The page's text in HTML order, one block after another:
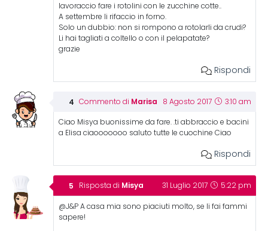
lavoraccio fare i rotolini con le zucchine cotte..
A settembre li rifaccio in forno.
Solo un dubbio: non si rompono a rotolarli da crudi?
Li hai tagliati a coltello o con il pelapatate?
grazie
Rispondi
Commento di Marisa 8 Agosto 2017 3:10 am
Ciao Misya buonissime da fare. .ti abbraccio e bacini
a Elisa ciaooooooo saluto tutte le cuochine Ciao
Rispondi
Risposta di Misya 31 Luglio 2017 5:22 pm
@J&P A casa mia sono piaciuti molto, se li fai fammi
sapere!